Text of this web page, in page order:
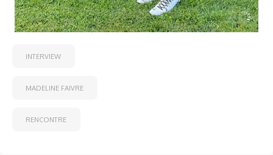
INTERVIEW
MADELINE FAIVRE
RENCONTRE